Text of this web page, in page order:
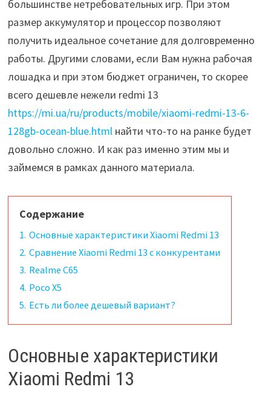
большинстве нетребовательных игр. При этом
размер аккумулятор и процессор позволяют
получить идеальное сочетание для долговременно
работы. Другими словами, если Вам нужна рабочая
лошадка и при этом бюджет ограничен, то скорее
всего дешевле нежели redmi 13
https://mi.ua/ru/products/mobile/xiaomi-redmi-13-6-
128gb-ocean-blue.htmlнайти что-то на ранке будет
довольно сложно. И как раз именно этим мы и
займемся в рамках данного материала.
Содержание
1. Основные характеристики Xiaomi Redmi 13
2. Сравнение Xiaomi Redmi 13 с конкурентами
3. Realme C65
4. Poco X5
5. Есть ли более дешевый вариант?
Основные характеристики
Xiaomi Redmi 13